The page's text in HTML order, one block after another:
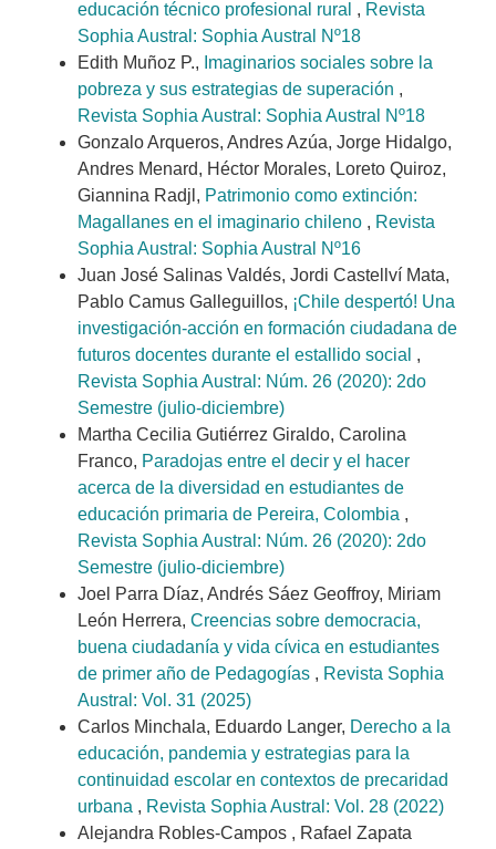
educación técnico profesional rural , Revista
Sophia Austral: Sophia Austral Nº18
Edith Muñoz P., Imaginarios sociales sobre la
pobreza y sus estrategias de superación ,
Revista Sophia Austral: Sophia Austral Nº18
Gonzalo Arqueros, Andres Azúa, Jorge Hidalgo,
Andres Menard, Héctor Morales, Loreto Quiroz,
Giannina Radjl, Patrimonio como extinción:
Magallanes en el imaginario chileno , Revista
Sophia Austral: Sophia Austral Nº16
Juan José Salinas Valdés, Jordi Castellví Mata,
Pablo Camus Galleguillos, ¡Chile despertó! Una
investigación-acción en formación ciudadana de
futuros docentes durante el estallido social ,
Revista Sophia Austral: Núm. 26 (2020): 2do
Semestre (julio-diciembre)
Martha Cecilia Gutiérrez Giraldo, Carolina
Franco, Paradojas entre el decir y el hacer
acerca de la diversidad en estudiantes de
educación primaria de Pereira, Colombia ,
Revista Sophia Austral: Núm. 26 (2020): 2do
Semestre (julio-diciembre)
Joel Parra Díaz, Andrés Sáez Geoffroy, Miriam
León Herrera, Creencias sobre democracia,
buena ciudadanía y vida cívica en estudiantes
de primer año de Pedagogías , Revista Sophia
Austral: Vol. 31 (2025)
Carlos Minchala, Eduardo Langer, Derecho a la
educación, pandemia y estrategias para la
continuidad escolar en contextos de precaridad
urbana , Revista Sophia Austral: Vol. 28 (2022)
Alejandra Robles-Campos , Rafael Zapata